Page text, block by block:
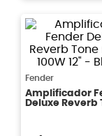
Fender
Amplificador
Deluxe Reverb Tone